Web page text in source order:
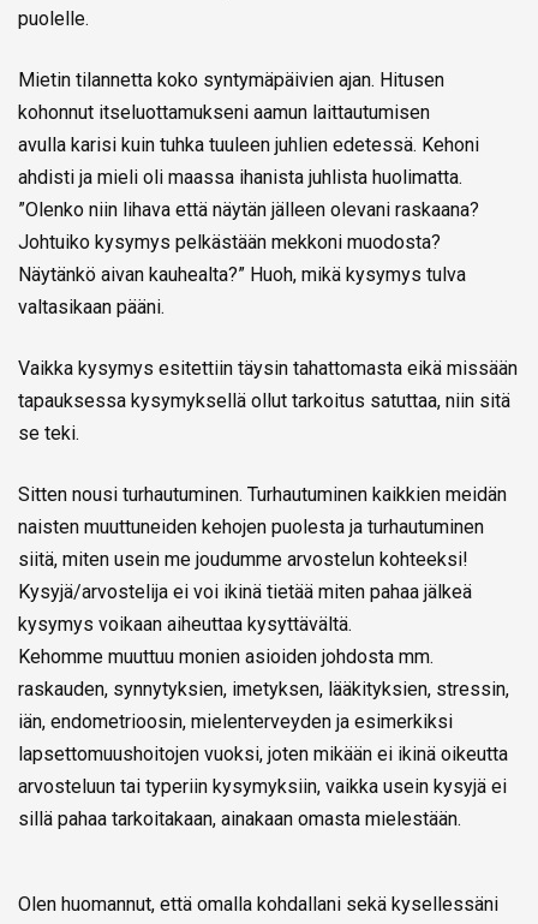
puolelle.
Mietin tilannetta koko syntymäpäivien ajan. Hitusen
kohonnut itseluottamukseni aamun laittautumisen
avulla karisi kuin tuhka tuuleen juhlien edetessä. Kehoni
ahdisti ja mieli oli maassa ihanista juhlista huolimatta.
”Olenko niin lihava että näytän jälleen olevani raskaana?
Johtuiko kysymys pelkästään mekkoni muodosta?
Näytänkö aivan kauhealta?” Huoh, mikä kysymys tulva
valtasikaan pääni.
Vaikka kysymys esitettiin täysin tahattomasta eikä missään
tapauksessa kysymyksellä ollut tarkoitus satuttaa, niin sitä
se teki.
Sitten nousi turhautuminen. Turhautuminen kaikkien meidän
naisten muuttuneiden kehojen puolesta ja turhautuminen
siitä, miten usein me joudumme arvostelun kohteeksi!
Kysyjä/arvostelija ei voi ikinä tietää miten pahaa jälkeä
kysymys voikaan aiheuttaa kysyttävältä.
Kehomme muuttuu monien asioiden johdosta mm.
raskauden, synnytyksien, imetyksen, lääkityksien, stressin,
iän, endometrioosin, mielenterveyden ja esimerkiksi
lapsettomuushoitojen vuoksi, joten mikään ei ikinä oikeutta
arvosteluun tai typeriin kysymyksiin, vaikka usein kysyjä ei
sillä pahaa tarkoitakaan, ainakaan omasta mielestään.
Olen huomannut, että omalla kohdallani sekä kysellessäni